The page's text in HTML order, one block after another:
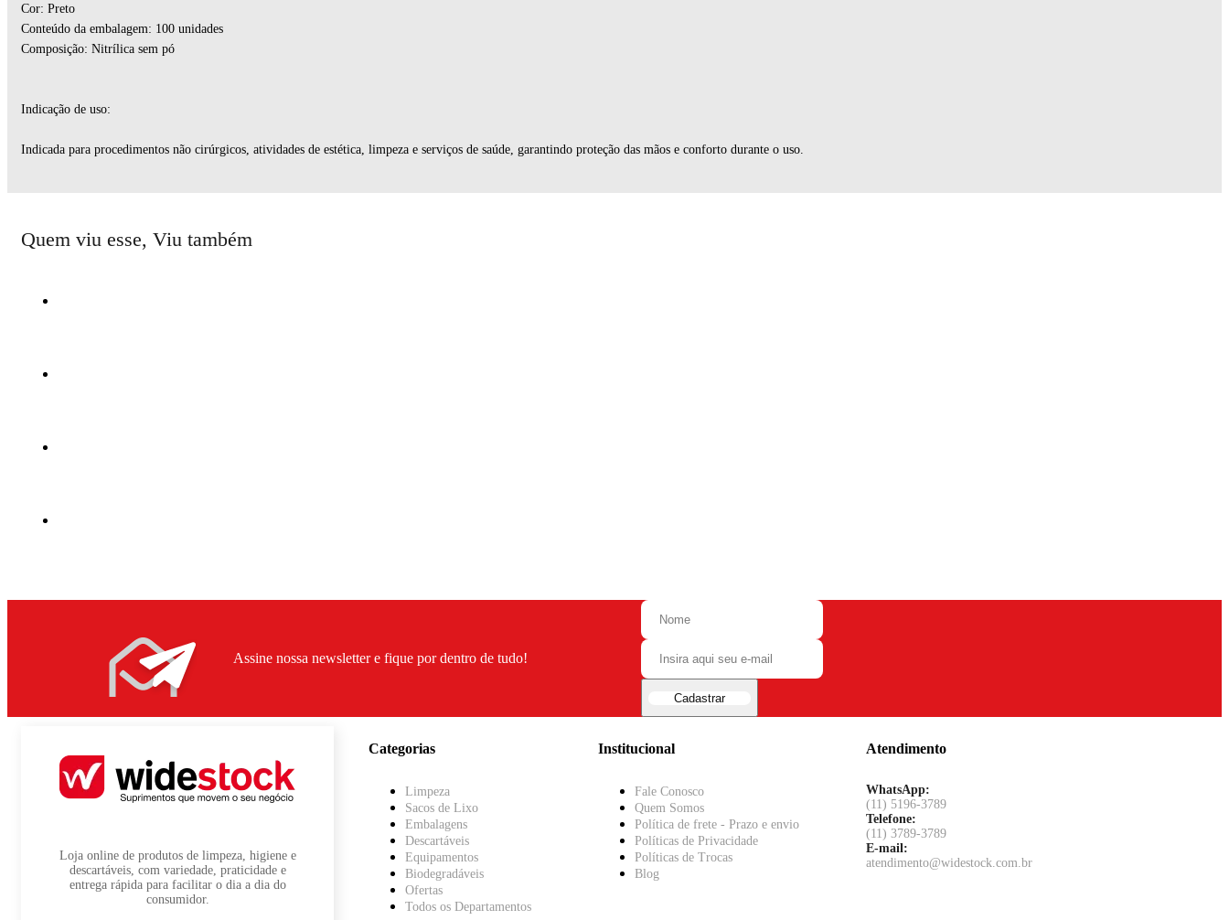
Cor: Preto
Conteúdo da embalagem: 100 unidades
Composição: Nitrílica sem pó
Indicação de uso:
Indicada para procedimentos não cirúrgicos, atividades de estética, limpeza e serviços de saúde, garantindo proteção das mãos e conforto durante o uso.
Quem viu esse, Viu também
Assine nossa newsletter e fique por dentro de tudo!
Cadastrar
Loja online de produtos de limpeza, higiene e
descartáveis, com variedade, praticidade e
entrega rápida para facilitar o dia a dia do
consumidor.
Categorias
Limpeza
Sacos de Lixo
Embalagens
Descartáveis
Equipamentos
Biodegradáveis
Ofertas
Todos os Departamentos
Institucional
Fale Conosco
Quem Somos
Política de frete - Prazo e envio
Políticas de Privacidade
Políticas de Trocas
Blog
Atendimento
WhatsApp:
(11) 5196-3789
Telefone:
(11) 3789-3789
E-mail:
atendimento@widestock.com.br